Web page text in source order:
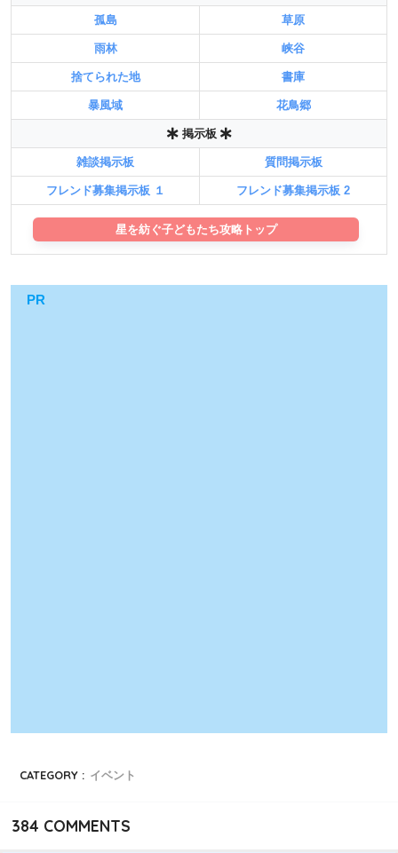
孤島 草原
雨林 峡谷
捨てられた地 書庫
暴風域 花鳥郷
掲示板
雑談掲示板 質問掲示板
フレンド募集掲示板 １ フレンド募集掲示板 2
星を紡ぐ子どもたち攻略トップ
PR
CATEGORY : イベント
384 COMMENTS